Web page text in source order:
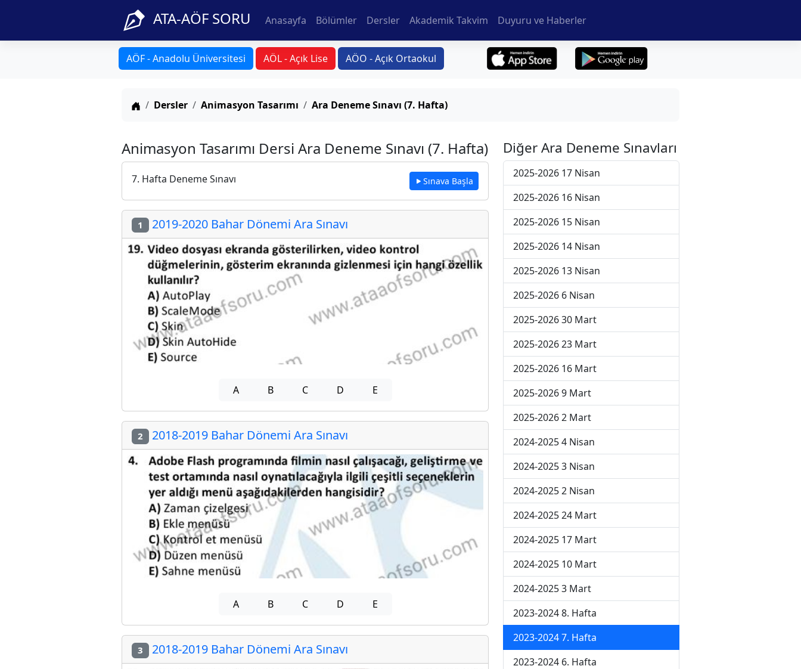
ATA-AÖF SORU Anasayfa Bölümler Dersler Akademik Takvim Duyuru ve Haberler
AÖF - Anadolu Üniversitesi AÖL - Açık Lise AÖO - Açık Ortaokul
Anasayfa
Dersler Animasyon Tasarımı Ara Deneme Sınavı (7. Hafta)
Animasyon Tasarımı Dersi Ara Deneme Sınavı (7. Hafta)
7. Hafta Deneme Sınavı Sınava Başla
1 2019-2020 Bahar Dönemi Ara Sınavı
A B C D E
2 2018-2019 Bahar Dönemi Ara Sınavı
A B C D E
3 2018-2019 Bahar Dönemi Ara Sınavı
Diğer Ara Deneme Sınavları
2025-2026 17 Nisan
2025-2026 16 Nisan
2025-2026 15 Nisan
2025-2026 14 Nisan
2025-2026 13 Nisan
2025-2026 6 Nisan
2025-2026 30 Mart
2025-2026 23 Mart
2025-2026 16 Mart
2025-2026 9 Mart
2025-2026 2 Mart
2024-2025 4 Nisan
2024-2025 3 Nisan
2024-2025 2 Nisan
2024-2025 24 Mart
2024-2025 17 Mart
2024-2025 10 Mart
2024-2025 3 Mart
2023-2024 8. Hafta
2023-2024 7. Hafta
2023-2024 6. Hafta